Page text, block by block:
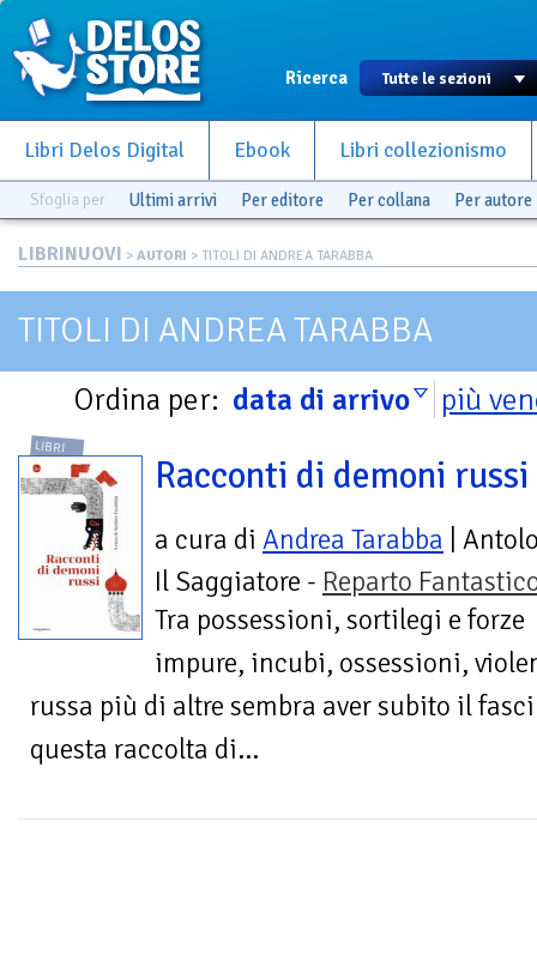
Ricerca
Libri Delos Digital Ebook Libri collezionismo
Sfoglia per Ultimi arrivi Per editore Per collana Per autore
LIBRINUOVI > AUTORI > TITOLI DI ANDREA TARABBA
TITOLI DI ANDREA TARABBA
Ordina per: data di arrivo più
LIBRI
Racconti di demoni russi
a cura di Andrea Tarabba |
Il Saggiatore - Reparto
Tra possessioni, sortilegi e forze
impure, incubi, ossessioni,
russa più di altre sembra aver subito il
questa raccolta di...